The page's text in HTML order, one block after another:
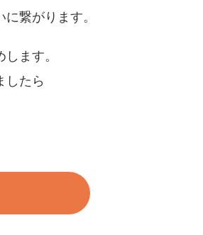
繋がります。
ます。
したら